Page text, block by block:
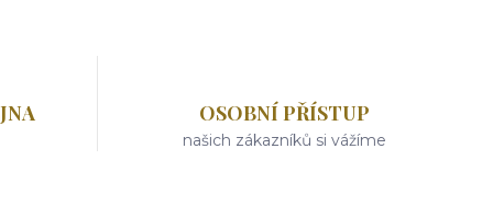
OSOBNÍ PŘÍSTUP
našich zákazníků si vážíme